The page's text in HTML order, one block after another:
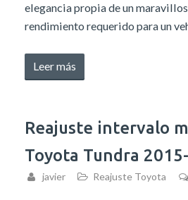
elegancia propia de un
rendimiento requerido para un
Leer más
de
de
mantenimiento
Mitsubishi
Attrage
Reajuste intervalo
Toyota Tundra
javier Reajuste Toyota